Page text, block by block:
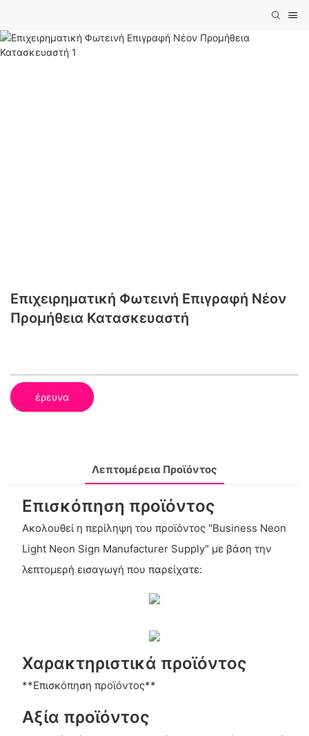
Επιχειρηματική Φωτεινή Επιγραφή Νέον
Προμήθεια Κατασκευαστή
έρευνα
Λεπτομέρεια Προϊόντος
Επισκόπηση προϊόντος
Ακολουθεί η περίληψη του προϊόντος "Business Neon
Light Neon Sign Manufacturer Supply" με βάση την
λεπτομερή εισαγωγή που παρείχατε:
Χαρακτηριστικά προϊόντος
**Επισκόπηση προϊόντος**
Αξία προϊόντος